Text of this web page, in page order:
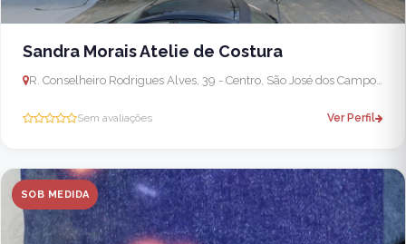
Sandra Morais Atelie de Costura
R. Conselheiro Rodrigues Alves, 39 - Centro, São José dos Campos - SP, 12209-540, Brasil
Sem avaliações Ver Perfil
SOB MEDIDA